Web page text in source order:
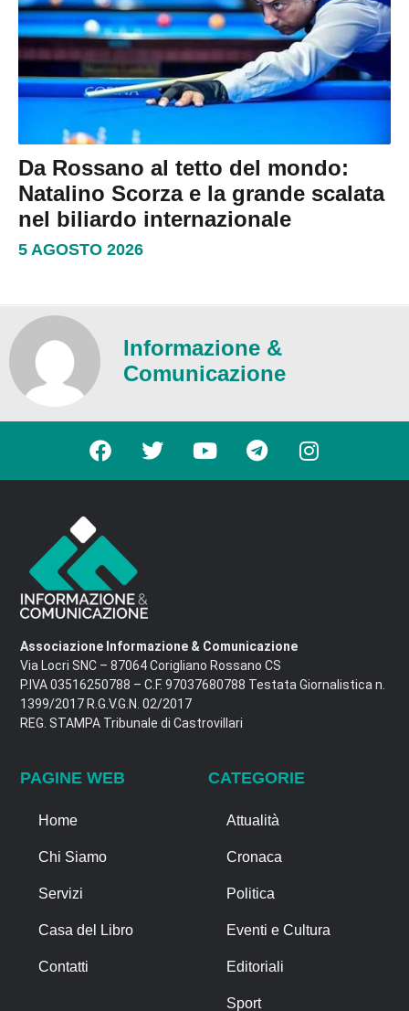
Da Rossano al tetto del mondo:
Natalino Scorza e la grande scalata
nel biliardo internazionale
5 AGOSTO 2026
Informazione &
Comunicazione
Associazione Informazione & Comunicazione
Via Locri SNC – 87064 Corigliano Rossano CS
P.IVA 03516250788 – C.F. 97037680788 Testata Giornalistica n.
1399/2017 R.G.V.G.N. 02/2017
REG. STAMPA Tribunale di Castrovillari
PAGINE WEB
Home
Chi Siamo
Servizi
Casa del Libro
Contatti
CATEGORIE
Attualità
Cronaca
Politica
Eventi e Cultura
Editoriali
Sport